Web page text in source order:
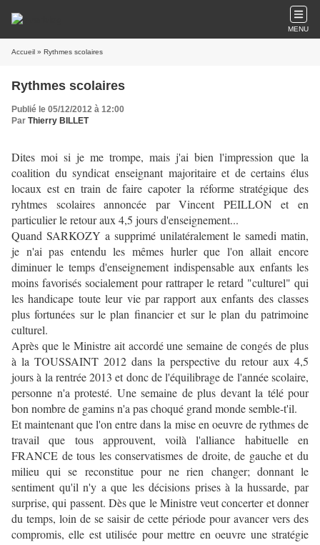
MENU
Accueil » Rythmes scolaires
Rythmes scolaires
Publié le 05/12/2012 à 12:00
Par Thierry BILLET
Dites moi si je me trompe, mais j'ai bien l'impression que la
coalition du syndicat enseignant majoritaire et de certains élus
locaux est en train de faire capoter la réforme stratégique des
ryhtmes scolaires annoncée par Vincent PEILLON et en
particulier le retour aux 4,5 jours d'enseignement...
Quand SARKOZY a supprimé unilatéralement le samedi matin,
je n'ai pas entendu les mêmes hurler que l'on allait encore
diminuer le temps d'enseignement indispensable aux enfants les
moins favorisés socialement pour rattraper le retard "culturel" qui
les handicape toute leur vie par rapport aux enfants des classes
plus fortunées sur le plan financier et sur le plan du patrimoine
culturel.
Après que le Ministre ait accordé une semaine de congés de plus
à la TOUSSAINT 2012 dans la perspective du retour aux 4,5
jours à la rentrée 2013 et donc de l'équilibrage de l'année scolaire,
personne n'a protesté. Une semaine de plus devant la télé pour
bon nombre de gamins n'a pas choqué grand monde semble-t'il.
Et maintenant que l'on entre dans la mise en oeuvre de rythmes de
travail que tous approuvent, voilà l'alliance habituelle en
FRANCE de tous les conservatismes de droite, de gauche et du
milieu qui se reconstitue pour ne rien changer; donnant le
sentiment qu'il n'y a que les décisions prises à la hussarde, par
surprise, qui passent. Dès que le Ministre veut concerter et donner
du temps, loin de se saisir de cette période pour avancer vers des
compromis, elle est utilisée pour mettre en oeuvre une stratégie